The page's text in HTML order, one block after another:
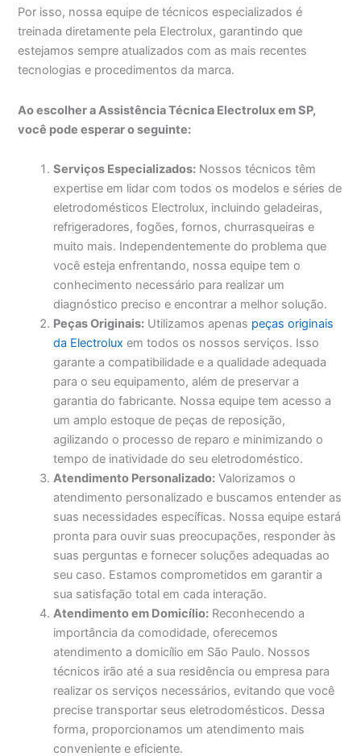
Por isso, nossa equipe de técnicos especializados é
treinada diretamente pela Electrolux, garantindo que
estejamos sempre atualizados com as mais recentes
tecnologias e procedimentos da marca.
Ao escolher a Assistência Técnica Electrolux em SP,
você pode esperar o seguinte:
Serviços Especializados: Nossos técnicos têm
expertise em lidar com todos os modelos e séries de
eletrodomésticos Electrolux, incluindo geladeiras,
refrigeradores, fogões, fornos, churrasqueiras e
muito mais. Independentemente do problema que
você esteja enfrentando, nossa equipe tem o
conhecimento necessário para realizar um
diagnóstico preciso e encontrar a melhor solução.
Peças Originais: Utilizamos apenas peças originais
da Electrolux em todos os nossos serviços. Isso
garante a compatibilidade e a qualidade adequada
para o seu equipamento, além de preservar a
garantia do fabricante. Nossa equipe tem acesso a
um amplo estoque de peças de reposição,
agilizando o processo de reparo e minimizando o
tempo de inatividade do seu eletrodoméstico.
Atendimento Personalizado: Valorizamos o
atendimento personalizado e buscamos entender as
suas necessidades específicas. Nossa equipe estará
pronta para ouvir suas preocupações, responder às
suas perguntas e fornecer soluções adequadas ao
seu caso. Estamos comprometidos em garantir a
sua satisfação total em cada interação.
Atendimento em Domicílio: Reconhecendo a
importância da comodidade, oferecemos
atendimento a domicílio em São Paulo. Nossos
técnicos irão até a sua residência ou empresa para
realizar os serviços necessários, evitando que você
precise transportar seus eletrodomésticos. Dessa
forma, proporcionamos um atendimento mais
conveniente e eficiente.